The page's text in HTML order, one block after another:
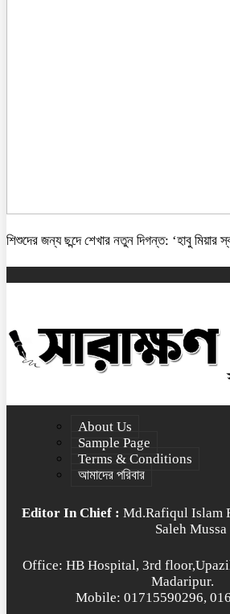
শিশুদের জন্য ছন্দে শেখার নতুন দিগন্ত: ‘হাবু মিয়ার
About Us
Sample Page
Terms & Conditions
আমাদের পরিবার
Editor In Chief : Md.Rafiqul Islam
Saleh Mussa
Office: HB Hospital, 3rd
Madaripur.
Mobile: 01715590296,